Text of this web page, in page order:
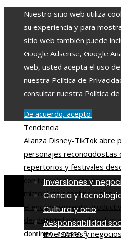
Nuestro sitio web utiliza
su experiencia y para
sitio web también puede
Google Adsense, Google
web, usted acepta el uso
nuestra Política de
consultar nuestra Política de
De acuerdo, acepto.
Tendencia
Alianza Disney-TikTok abre
personajes reconocidosLas
repertorios y festivales
con tecnología más
microbiota intestinal y por
el encadenamiento
desde la industria de
domingo, agosto 9
Inversiones y
Ciencia y
Cultura y ocio
Responsabilidad
Inicio
Inversiones y negocios